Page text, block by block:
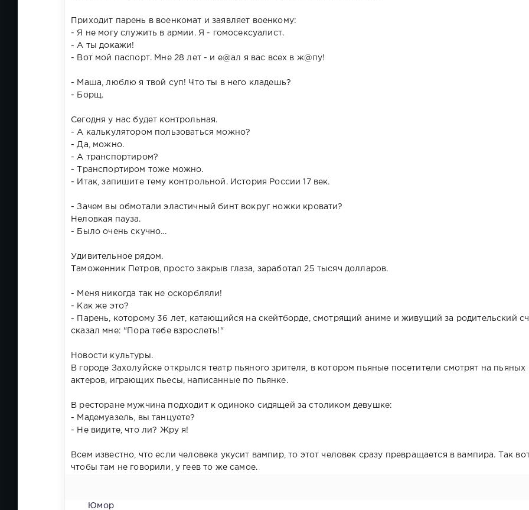
Приходит парень в военкомат и заявляет военкому:
- Я не могу служить в армии. Я - гомосексуалист.
- А ты докажи!
- Вот мой паспорт. Мне 28 лет - и е@ал я вас всех в ж@пу!
- Маша, люблю я твой суп! Что ты в него кладешь?
- Борщ.
Сегодня у нас будет контрольная.
- А калькулятором пользоваться можно?
- Да, можно.
- А транспортиром?
- Транспортиром тоже можно.
- Итак, запишите тему контрольной. История России 17 век.
- Зачем вы обмотали эластичный бинт вокруг ножки кровати?
Неловкая пауза.
- Было очень скучно...
Удивительное рядом.
Таможенник Петров, просто закрыв глаза, заработал 25 тысяч долларов.
- Меня никогда так не оскорбляли!
- Как же это?
- Парень, которому 36 лет, катающийся на скейтборде, смотрящий аниме и живущий за родительский
сказал мне: "Пора тебе взрослеть!"
Новости культуры.
В городе Захолуйске открылся театр пьяного зрителя, в котором пьяные посетители смотрят на пьяных
актеров, играющих пьесы, написанные по пьянке.
В ресторане мужчина подходит к одиноко сидящей за столиком девушке:
- Мадемуазель, вы танцуете?
- Не видите, что ли? Жру я!
Всем известно, что если человека укусит вампир, то этот человек сразу превращается в вампира. Так
чтобы там не говорили, у геев то же самое.
Юмор